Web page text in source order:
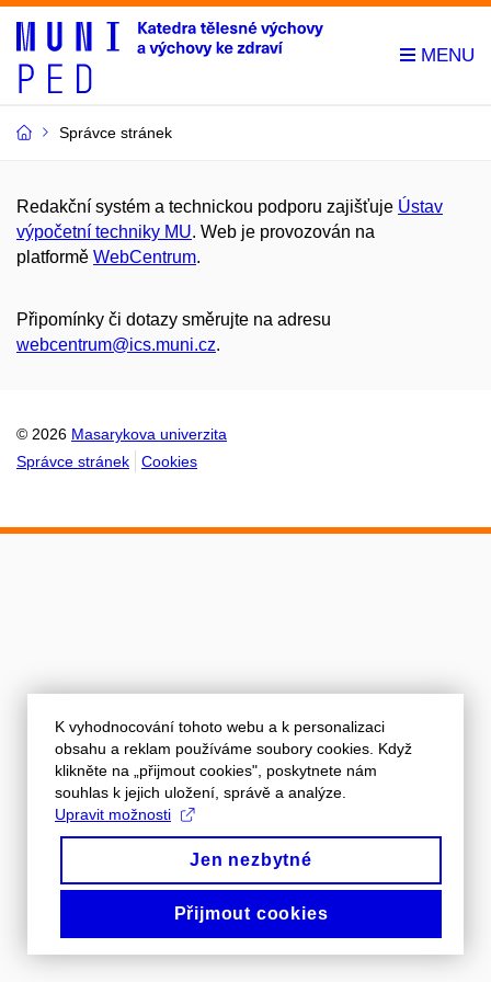
Správce stránek
Redakční systém a technickou podporu zajišťuje Ústav
výpočetní techniky MU. Web je provozován na
platformě WebCentrum.
Připomínky či dotazy směrujte na adresu
webcentrum@ics.muni.cz.
© 2026 Masarykova univerzita
Správce stránek
Cookies
K vyhodnocování tohoto webu a k personalizaci
obsahu a reklam používáme soubory cookies. Když
klikněte na „přijmout cookies", poskytnete nám
souhlas k jejich uložení, správě a analýze.
Upravit možnosti
Jen nezbytné
Přijmout cookies